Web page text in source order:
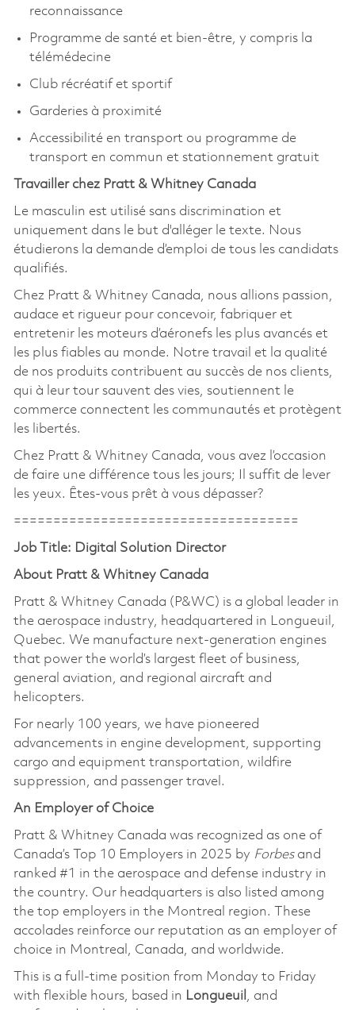
reconnaissance
Programme de santé et bien-être, y compris la
télémédecine
Club récréatif et sportif
Garderies à proximité
Accessibilité en transport ou programme de
transport en commun et stationnement gratuit
Travailler chez Pratt & Whitney Canada
Le masculin est utilisé sans discrimination et
uniquement dans le but d'alléger le texte. Nous
étudierons la demande d’emploi de tous les candidats
qualifiés.
Chez Pratt & Whitney Canada, nous allions passion,
audace et rigueur pour concevoir, fabriquer et
entretenir les moteurs d’aéronefs les plus avancés et
les plus fiables au monde. Notre travail et la qualité
de nos produits contribuent au succès de nos clients,
qui à leur tour sauvent des vies, soutiennent le
commerce connectent les communautés et protègent
les libertés.
Chez Pratt & Whitney Canada, vous avez l’occasion
de faire une différence tous les jours; Il suffit de lever
les yeux. Êtes-vous prêt à vous dépasser?
====================================
Job Title: Digital Solution Director
About Pratt & Whitney Canada
Pratt & Whitney Canada (P&WC) is a global leader in
the aerospace industry, headquartered in Longueuil,
Quebec. We manufacture next-generation engines
that power the world’s largest fleet of business,
general aviation, and regional aircraft and
helicopters.
For nearly 100 years, we have pioneered
advancements in engine development, supporting
cargo and equipment transportation, wildfire
suppression, and passenger travel.
An Employer of Choice
Pratt & Whitney Canada was recognized as one of
Canada’s Top 10 Employers in 2025 by Forbesand
ranked #1 in the aerospace and defense industry in
the country. Our headquarters is also listed among
the top employers in the Montreal region. These
accolades reinforce our reputation as an employer of
choice in Montreal, Canada, and worldwide.
This is a full-time position from Monday to Friday
with flexible hours, based in Longueuil , and